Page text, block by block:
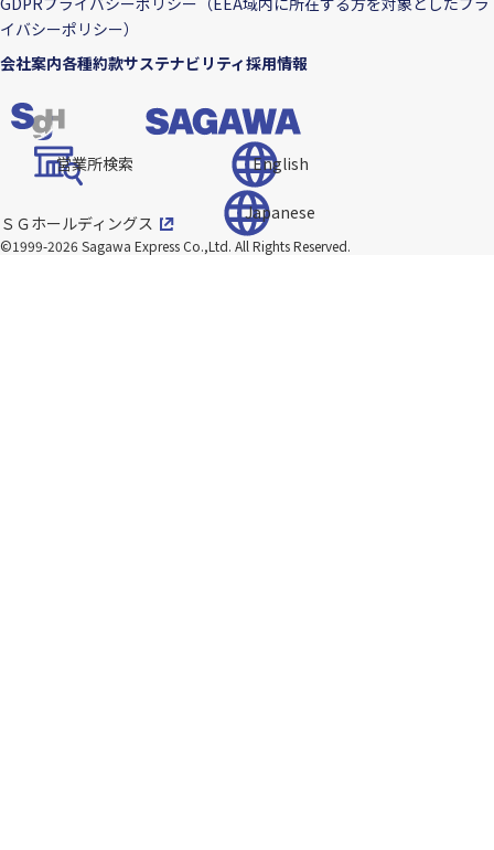
イバシーポリシー）
会社案内各種約款サステナビリティ採用情報
営業所検索 English
Japanese
ＳＧホールディングス
©1999-2026 Sagawa Express Co.,Ltd. All Rights Reserved.